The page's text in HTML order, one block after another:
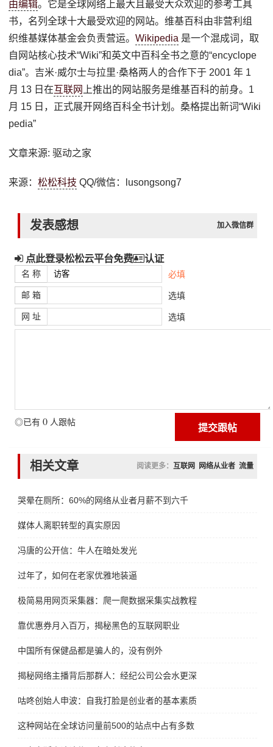
由编辑。它是全球网络上最大且最受大众欢迎的参考工具
书，名列全球十大最受欢迎的网站。维基百科由非营利组
织维基媒体基金会负责营运。Wikipedia 是一个混成词，取
自网站核心技术“Wiki”和英文中百科全书之意的“encyclope
dia”。吉米·威尔士与拉里·桑格两人的合作下于 2001 年 1
月 13 日在互联网
上推出的网站服务是维基百科的前身。1
月 15 日，正式展开网络百科全书计划。桑格提出新词“Wiki
pedia”
文章来源: 驱动之家
来源：松松科技 QQ/微信：lusongsong7
发表感想 加入微信群
点此登录松松云平台免费 认证
名 称 必填
邮 箱 选填
网 址 选填
◎已有 0 人跟帖
相关文章 阅读更多： 互联网 网络从业者 流量
哭晕在厕所：60%的网络从业者月薪不到六千
媒体人离职转型的真实原因
冯唐的公开信：牛人在暗处发光
过年了，如何在老家优雅地装逼
极简易用网页采集器：爬一爬数据采集实战教程
靠优惠券月入百万，揭秘黑色的互联网职业
中国所有保健品都是骗人的，没有例外
揭秘网络主播背后那群人：经纪公司公会水更深
咕咚创始人申波：自我打脸是创业者的基本素质
这种网站在全球访问量前500的站点中占有多数